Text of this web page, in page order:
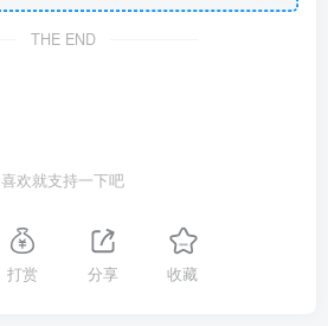
THE END
喜欢就支持一下吧
打赏 分享 收藏